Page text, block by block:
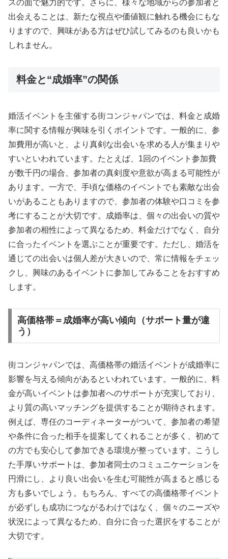
スの面で魅力的です。さらに、様々な地域からの参加者と
出会えることは、新たな視点や価値観に触れる機会にもな
りますので、興味がある方はぜひ試してみるのも良いかも
しれません。
料金と“成婚率”の関係
婚活イベントを主催する街コンジャパンでは、料金と成婚
率に関する情報が興味を引くポイントです。一般的に、参
加費用が高いと、より真剣な出会いを求める人が集まりや
すいといわれています。たとえば、1回のイベント参加費
が数千円の場合、参加者の真剣度や意欲が高まる可能性が
あります。一方で、手頃な価格のイベントでも素敵な出会
いがあることもありますので、参加者の体験や口コミを参
考にすることが大切です。成婚率は、個々の出会いの質や
参加者の相性によって異なるため、料金だけでなく、自分
に合ったイベントを選ぶことが重要です。ただし、婚活を
通じての出会いは個人差が大きいので、常に情報をチェッ
クし、興味のあるイベントに参加してみることをおすすめ
します。
高価格帯＝成婚率が高い傾向（サポート量が違
う）
街コンジャパンでは、高価格帯の婚活イベントが成婚率に
影響を与える傾向があるといわれています。一般的に、料
金が高いイベントは参加者へのサポートが充実しており、
より質の高いマッチングを提供することが期待されます。
例えば、専任のコーディネーターがついて、参加者の希望
や条件に合った相手を提案してくれることが多く、初めて
の方でも安心して参加できる環境が整っています。こうし
た手厚いサポートは、参加者同士のコミュニケーションを
円滑にし、より良い出会いを生む可能性が高まると感じる
方も多いでしょう。もちろん、すべての高価格帯イベント
が必ずしも成功につながるわけではなく、個々のニーズや
状況によって異なるため、自分に合った選択をすることが
大切です。